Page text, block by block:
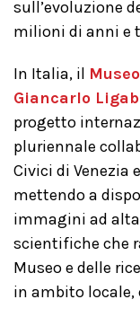
sull’evoluzione
milioni di anni e
In Italia, il
Giancarlo
progetto
pluriennale
Civici di Venezia
mettendo a
immagini ad
scientifiche che
Museo e delle
in ambito